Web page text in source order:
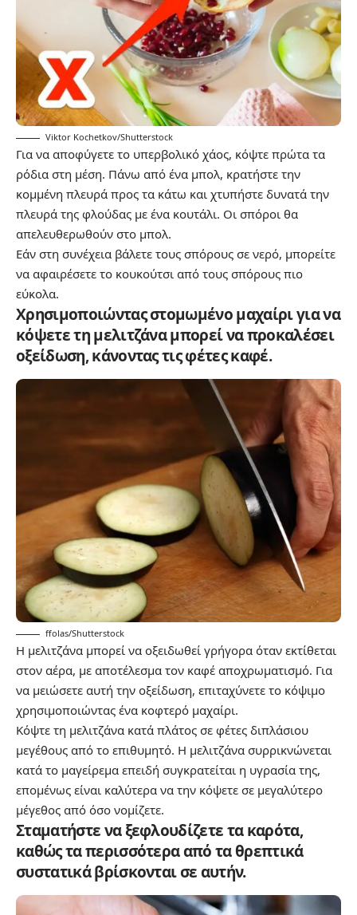
Viktor Kochetkov/Shutterstock
Για να αποφύγετε το υπερβολικό χάος, κόψτε πρώτα τα
ρόδια στη μέση. Πάνω από ένα μπολ, κρατήστε την
κομμένη πλευρά προς τα κάτω και χτυπήστε δυνατά την
πλευρά της φλούδας με ένα κουτάλι. Οι σπόροι θα
απελευθερωθούν στο μπολ.
Εάν στη συνέχεια βάλετε τους σπόρους σε νερό, μπορείτε
να αφαιρέσετε το κουκούτσι από τους σπόρους πιο
εύκολα.
Χρησιμοποιώντας στομωμένο μαχαίρι για να
κόψετε τη μελιτζάνα μπορεί να προκαλέσει
οξείδωση, κάνοντας τις φέτες καφέ.
ffolas/Shutterstock
Η μελιτζάνα μπορεί να οξειδωθεί γρήγορα όταν εκτίθεται
στον αέρα, με αποτέλεσμα τον καφέ αποχρωματισμό. Για
να μειώσετε αυτή την οξείδωση, επιταχύνετε το κόψιμο
χρησιμοποιώντας ένα κοφτερό μαχαίρι.
Κόψτε τη μελιτζάνα κατά πλάτος σε φέτες διπλάσιου
μεγέθους από το επιθυμητό. Η μελιτζάνα συρρικνώνεται
κατά το μαγείρεμα επειδή συγκρατείται η υγρασία της,
επομένως είναι καλύτερα να την κόψετε σε μεγαλύτερο
μέγεθος από όσο νομίζετε.
Σταματήστε να ξεφλουδίζετε τα καρότα,
καθώς τα περισσότερα από τα θρεπτικά
συστατικά βρίσκονται σε αυτήν.